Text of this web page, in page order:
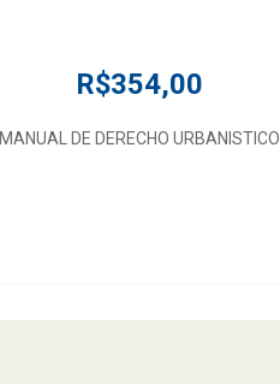
R$354,00
MANUAL DE DERECHO URBANISTICO